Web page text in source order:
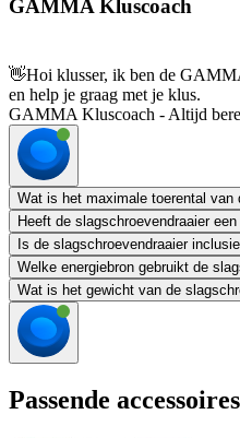
GAMMA Kluscoach
👋Hoi klusser, ik ben de
en help je graag met je klus.
GAMMA Kluscoach - Altijd
Wat is het maximale toerental van
Heeft de slagschroevendraaier
Is de slagschroevendraaier
Welke energiebron gebruikt de
Wat is het gewicht van de
Passende accessoires